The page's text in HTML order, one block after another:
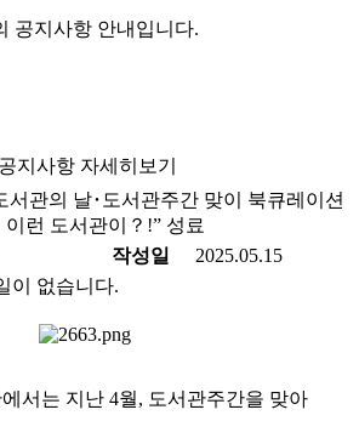
공지사항 안내입니다.
공지사항 자세히보기
서관의 날･도서관주간 맞이 북큐레이션
이런 도서관이？!” 성료
작성일
2025.05.15
이 없습니다.
서는 지난 4월, 도서관주간을 맞아